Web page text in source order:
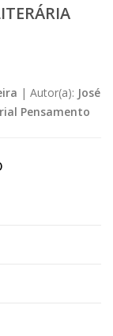
| Autor(a): José
Pensamento